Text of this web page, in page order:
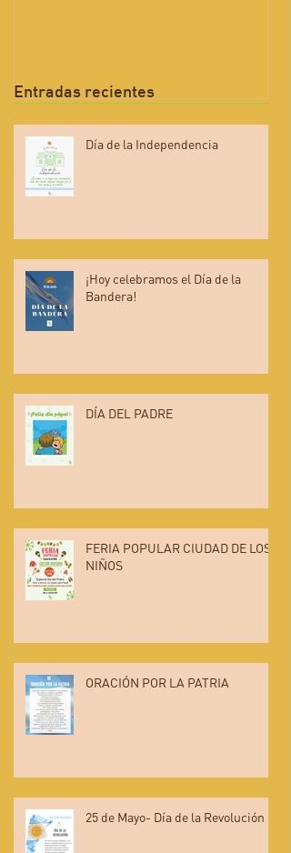
Entradas recientes
Día de la Independencia
¡Hoy celebramos el Día de la
Bandera!
DÍA DEL PADRE
FERIA POPULAR CIUDAD DE LOS
NIÑOS
ORACIÓN POR LA PATRIA
25 de Mayo- Día de la Revolución